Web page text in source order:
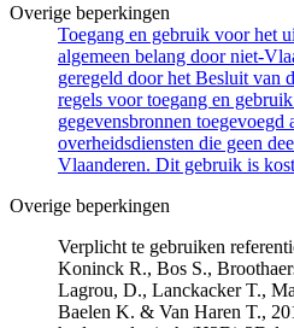
Overige beperkingen
Toegang en gebruik voor het
algemeen belang door niet-
geregeld door het Besluit van
regels voor toegang en
gegevensbronnen
overheidsdiensten die geen
Vlaanderen. Dit gebruik is
Overige beperkingen
Verplicht te gebruiken
Koninck R., Bos S.,
Lagrou, D., Lanckacker T.,
Baelen K. & Van Haren T.,